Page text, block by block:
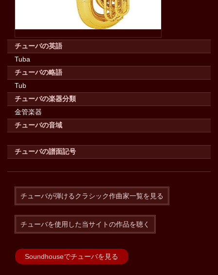
チューバの英語
Tuba
チューバの略語
Tub
チューバの楽器分類
金管楽器
チューバの音域
チューバの譜面記号
チューバが弾けるクラシック作曲家一覧を見る
チューバを使用した当サイトの作品を聴く
Soundhouseでチューバを見る